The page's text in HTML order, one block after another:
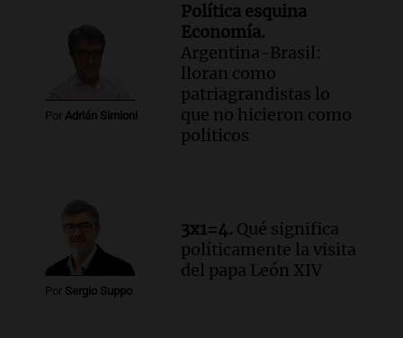
La Universidad de Milán y su
colaboración con la municipalidad para
la educación y parques
Audio.El papamóvil de Juan Pablo II
revive con la visita de León XIV y una
Episodios
Audio.
Monseñor Fenoy celebra la visita
de León XIV a Argentina y reflexiona
sobre su impacto espiritual
Panorama Federal
Por Adrián Simioni
Política esquina
Economía.
Argentina-Brasil:
lloran como
patriagrandistas lo
que no hicieron como
politicos
Por Sergio Suppo
3x1=4. Qué significa
políticamente la visita
del papa León XIV